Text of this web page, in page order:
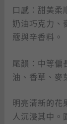
口感：甜美柔
奶油巧克力、
蔻與辛香料。
尾韻：中等偏
油、香草、麥
明亮清新的花
人沉浸其中。